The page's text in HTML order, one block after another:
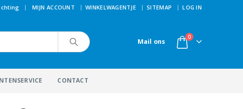
| MIJN ACCOUNT WINKELWAGENTJE SITEMAP LOG IN
Mail ons
0
CONTACT